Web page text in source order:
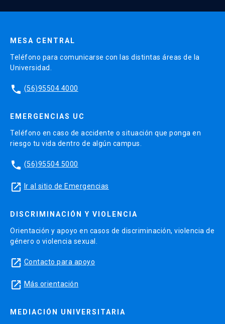
MESA CENTRAL
Teléfono para comunicarse con las distintas áreas de la
Universidad.
phone (56)95504 4000
EMERGENCIAS UC
Teléfono en caso de accidente o situación que ponga en
riesgo tu vida dentro de algún campus.
phone (56)95504 5000
launch Ir al sitio de Emergencias
DISCRIMINACIÓN Y VIOLENCIA
Orientación y apoyo en casos de discriminación, violencia de
género o violencia sexual.
launch Contacto para apoyo
launch Más orientación
MEDIACIÓN UNIVERSITARIA